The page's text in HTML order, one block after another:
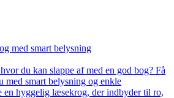
med smart belysning
du kan slappe af med en god bog? Få
med smart belysning og enkle
en hyggelig læsekrog, der indbyder til ro,